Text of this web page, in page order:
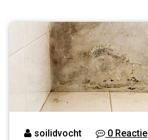
soilidvocht 0 Reactie